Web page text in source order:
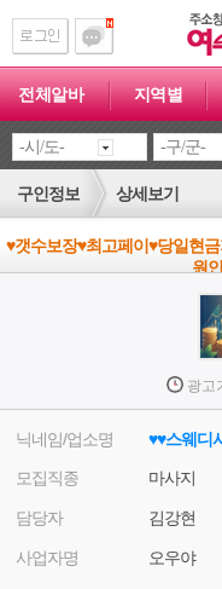
전체알바 지역별
구인정보 상세보기
♥갯수보장♥최고페이♥당일현
원
광고
닉네임/업소명
♥♥스웨디
모집직종
마사지
담당자 김강현
사업자명 오우야